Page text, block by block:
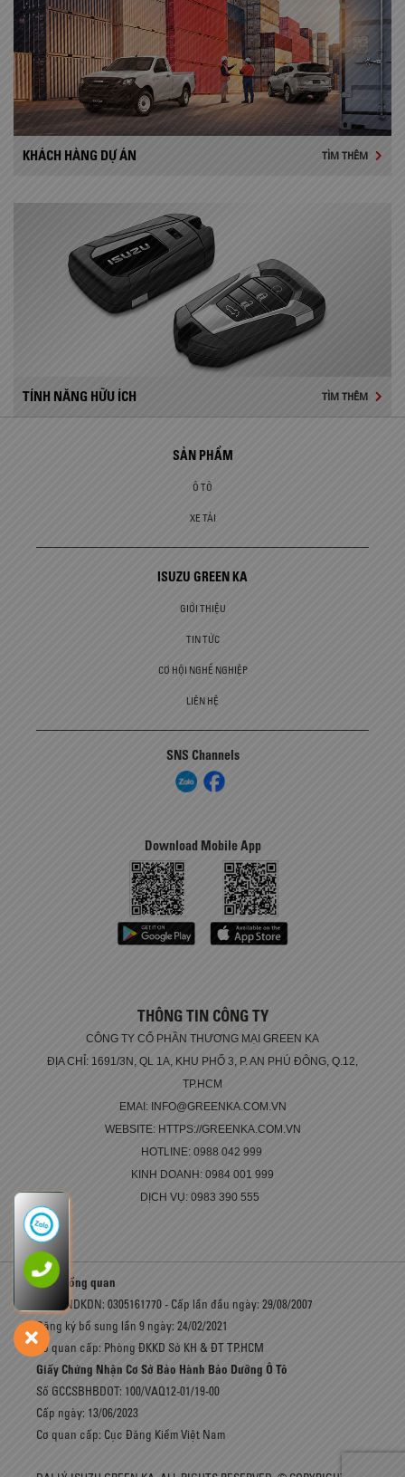
KHÁCH HÀNG DỰ ÁN TÌM THÊM
TÍNH NĂNG HỮU ÍCH TÌM THÊM
SẢN PHẨM
Ô TÔ
XE TẢI
ISUZU GREEN KA
GIỚI THIỆU
TIN TỨC
CƠ HỘI NGHỀ NGHIỆP
LIÊN HỆ
SNS Channels
Download Mobile App
THÔNG TIN CÔNG TY
CÔNG TY CỔ PHẦN THƯƠNG MẠI GREEN KA
ĐỊA CHỈ: 1691/3N, QL 1A, KHU PHỐ 3, P. AN PHÚ ĐÔNG, Q.12,
TP.HCM
EMAI: INFO@GREENKA.COM.VN
WEBSITE: HTTPS://GREENKA.COM.VN
HOTLINE: 0988 042 999
KINH DOANH: 0984 001 999
DỊCH VỤ: 0983 390 555
LCV - Tổng quan
Số GCNDKDN: 0305161770 - Cấp lần đầu ngày: 29/08/2007
Đăng ký bổ sung lần 9 ngày: 24/02/2021
Cơ quan cấp: Phòng ĐKKD Sở KH & ĐT TP.HCM
Giấy Chứng Nhận Cơ Sở Bảo Hành Bảo Dưỡng Ô Tô
Số GCCSBHBDOT: 100/VAQ12-01/19-00
Cấp ngày: 13/06/2023
Cơ quan cấp: Cục Đăng Kiểm Việt Nam